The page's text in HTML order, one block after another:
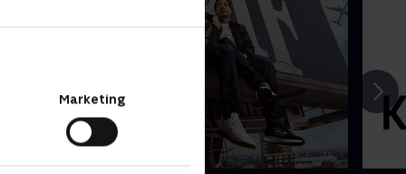
Marketing